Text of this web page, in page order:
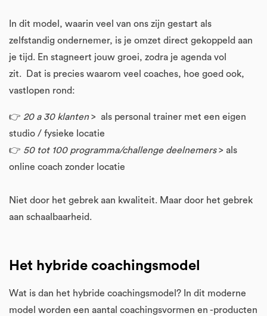
In dit model, waarin veel van ons zijn gestart als
zelfstandig ondernemer, is je omzet direct gekoppeld aan
je tijd. En stagneert jouw groei, zodra je agenda vol
zit. Dat is precies waarom veel coaches, hoe goed ook,
vastlopen rond:
👉 20 a 30 klanten> als personal trainer met een eigen
studio / fysieke locatie
👉 50 tot 100 programma/challenge deelnemers> als
online coach zonder locatie
Niet door het gebrek aan kwaliteit. Maar door het gebrek
aan schaalbaarheid.
Het hybride coachingsmodel
Wat is dan het hybride coachingsmodel? In dit moderne
model worden een aantal coachingsvormen en -producten